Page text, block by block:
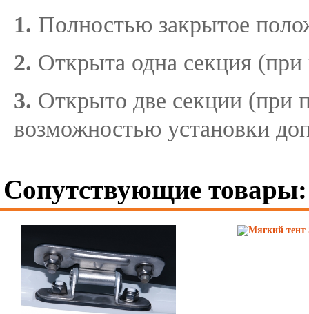
1. Полностью закрытое
2. Открыта одна секция (при
3. Открыто две секции (при
возможностью установки
Сопутствующие товары: